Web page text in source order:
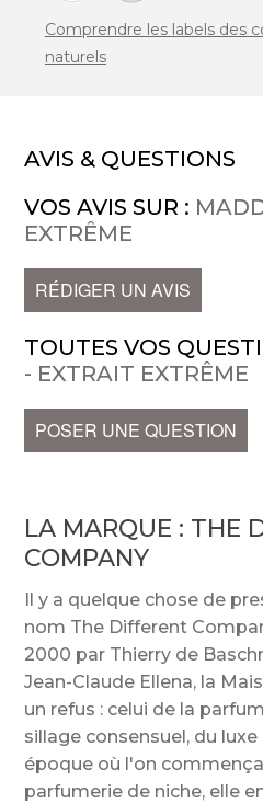
Comprendre les labels des
naturels
AVIS & QUESTIONS
VOS AVIS SUR :
EXTRÊME
RÉDIGER UN AVIS
TOUTES VOS
- EXTRAIT EXTRÊME
POSER UNE QUESTION
LA MARQUE : THE
COMPANY
Il y a quelque chose de
nom The Different
2000 par Thierry de
Jean-Claude Ellena, la
un refus : celui de la
sillage consensuel, du
époque où l'on
parfumerie de niche, elle